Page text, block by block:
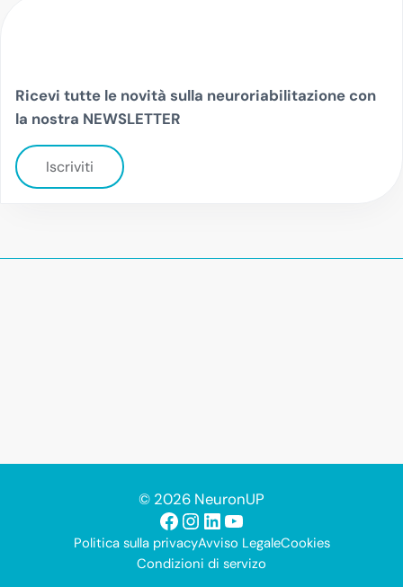
Ricevi tutte le novità sulla neuroriabilitazione con
la nostra NEWSLETTER
Iscriviti
© 2026 NeuronUP
Facebook
Instagram
LinkedIn
YouTube
Politica sulla privacyAvviso LegaleCookies
Condizioni di servizo